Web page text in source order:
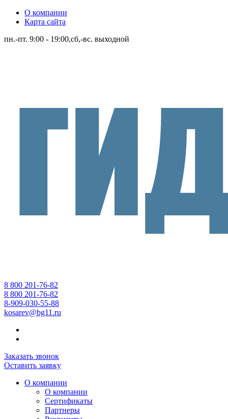
О компании
Карта сайта
пн.-пт. 9:00 - 19:00,сб,-вс. выходной
8 800 201-76-82
8 800 201-76-82
8-909-030-55-88
kosarev@bg11.ru
Заказать звонок
Оставить заявку
О компании
О компании
Сертификаты
Партнеры